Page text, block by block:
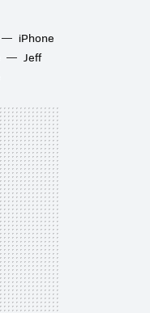
iPhone
Jeff